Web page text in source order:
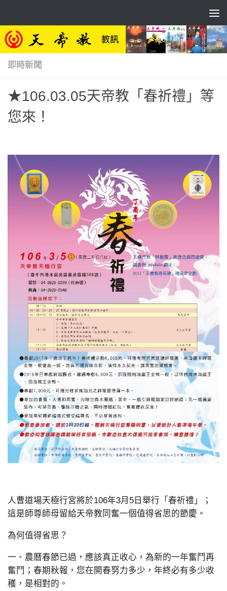
即時新聞
★106.03.05天帝教「春祈禮」等
您來！
人曹道場天極行宮將於106年3月5日舉行「春祈禮」；
這是師尊師母留給天帝教同奮一個值得省思的節慶。
為何值得省思？
一、農曆春節已過，應該真正收心，為新的一年奮鬥再
奮鬥；春期秋報，您在開春努力多少，年終必有多少收
穫，是相對的。